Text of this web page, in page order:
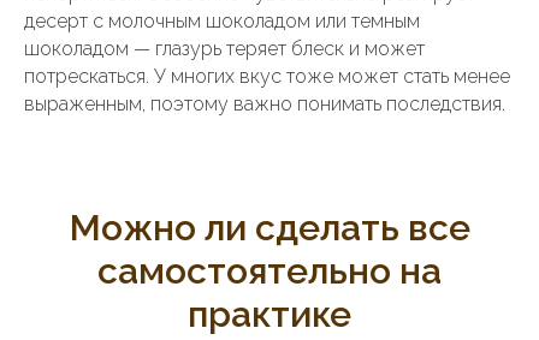
десерт с молочным шоколадом или темным
шоколадом — глазурь теряет блеск и может
потрескаться. У многих вкус тоже может стать менее
выраженным, поэтому важно понимать последствия.
Можно ли сделать все
самостоятельно на
практике